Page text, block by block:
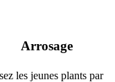
Arrosage
les jeunes plants par